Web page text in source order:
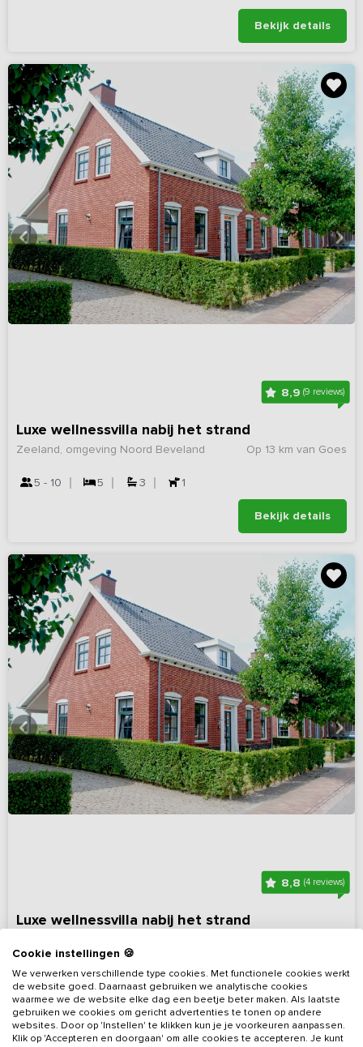
Bekijk details
8,9(9 reviews)
Luxe wellnessvilla nabij het strand
Op 13 km van Goes
Zeeland, omgeving Noord Beveland
5 - 10 5 3 1
Bekijk details
8,8(4 reviews)
Luxe wellnessvilla nabij het strand
5 - 10 5 3 Nee
Bekijk details
Cookie instellingen 🍪
We verwerken verschillende type cookies. Met functionele cookies werkt
de website goed. Daarnaast gebruiken we analytische cookies
waarmee we de website elke dag een beetje beter maken. Als laatste
gebruiken we cookies om gericht advertenties te tonen op andere
websites. Door op 'Instellen' te klikken kun je je voorkeuren aanpassen.
Klik op 'Accepteren en doorgaan' om alle cookies te accepteren. Je kunt